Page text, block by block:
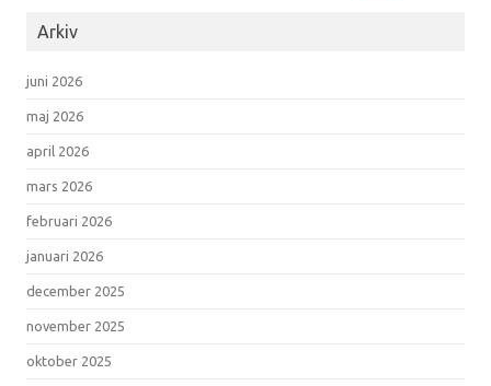
Arkiv
juni 2026
maj 2026
april 2026
mars 2026
februari 2026
januari 2026
december 2025
november 2025
oktober 2025